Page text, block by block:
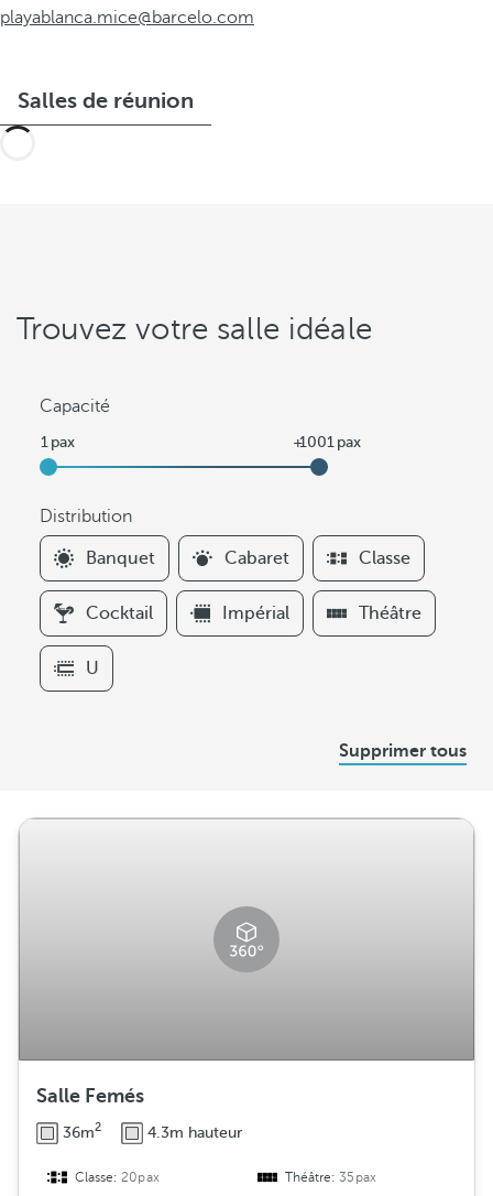
playablanca.mice@barcelo.com
Salles de réunion
Trouvez votre salle idéale
Capacité
Distribution
F
i
l
t
e
r
Banquet Cabaret Classe
Cocktail Impérial Théâtre
U
Supprimer tous
Salle Femés
36m2 4.3m hauteur
Classe:20pax Théâtre:35pax